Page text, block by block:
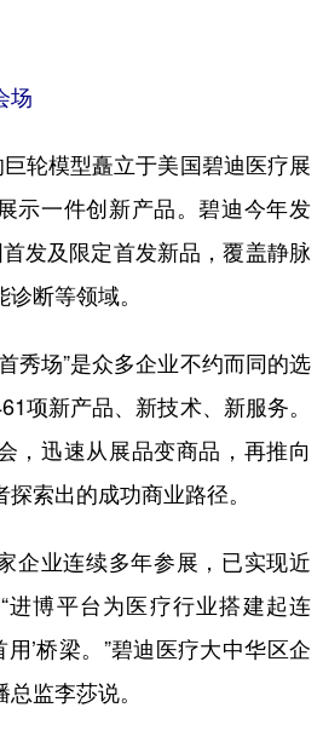
河北 山西
上海 江苏
福建
湖北 湖南
海南 重庆
云南 西藏
青海 宁夏
黑龙江
Français
场
轮模型矗立于美国碧迪医疗展
示一件创新产品。碧迪今年发
发及限定首发新品，覆盖静脉
断等领域。
场”是众多企业不约而同的选
项新产品、新技术、新服务。
，迅速从展品变商品，再推向
索出的成功商业路径。
业连续多年参展，已实现近
进博平台为医疗行业搭建起连
用’桥梁。”碧迪医疗大中华区企
监李莎说。